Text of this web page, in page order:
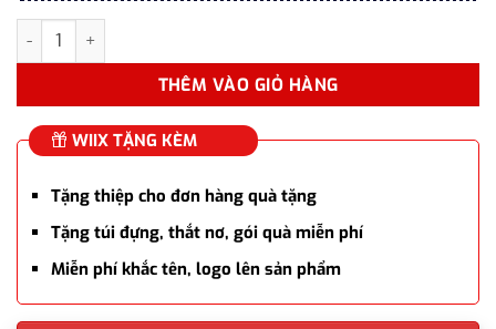
Set bút ký 5 món kèm hộp và túi đựng cao cấp (màu trắng) -
THÊM VÀO GIỎ HÀNG
WIIX TẶNG KÈM
Tặng thiệp cho đơn hàng quà tặng
Tặng túi đựng, thắt nơ, gói quà miễn phí
Miễn phí khắc tên, logo lên sản phẩm